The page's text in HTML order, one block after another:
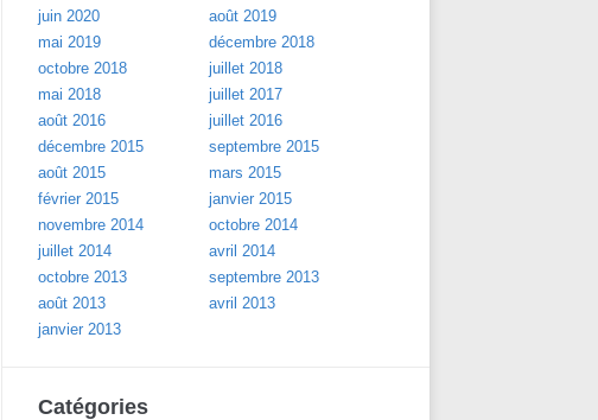
juin 2020
août 2019
mai 2019
décembre 2018
octobre 2018
juillet 2018
mai 2018
juillet 2017
août 2016
juillet 2016
décembre 2015
septembre 2015
août 2015
mars 2015
février 2015
janvier 2015
novembre 2014
octobre 2014
juillet 2014
avril 2014
octobre 2013
septembre 2013
août 2013
avril 2013
janvier 2013
Catégories